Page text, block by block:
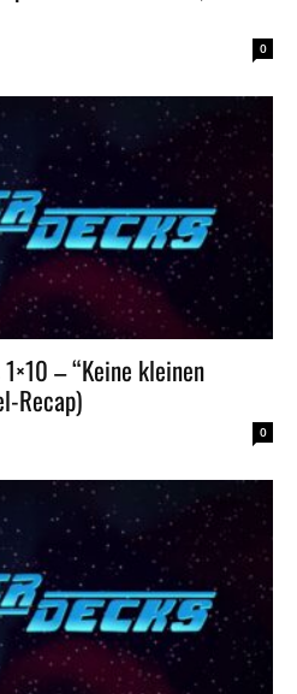
0
– “Keine kleinen
Recap)
0